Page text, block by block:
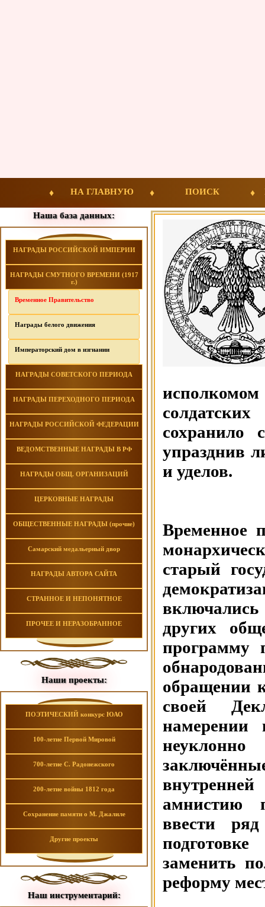
НА ГЛАВНУЮ ПОИСК
Наша база данных:
НАГРАДЫ РОССИЙСКОЙ ИМПЕРИИ
НАГРАДЫ СМУТНОГО ВРЕМЕНИ (1917
г.)
Временное Правительство
Награды белого движения
Императорский дом в изгнании
НАГРАДЫ СОВЕТСКОГО ПЕРИОДА
НАГРАДЫ ПЕРЕХОДНОГО ПЕРИОДА
НАГРАДЫ РОССИЙСКОЙ ФЕДЕРАЦИИ
ВЕДОМСТВЕННЫЕ НАГРАДЫ В РФ
НАГРАДЫ ОБЩ. ОРГАНИЗАЦИЙ
ЦЕРКОВНЫЕ НАГРАДЫ
ОБЩЕСТВЕННЫЕ НАГРАДЫ (прочие)
Самарский медальерный двор
НАГРАДЫ АВТОРА САЙТА
СТРАННОЕ И НЕПОНЯТНОЕ
ПРОЧЕЕ И НЕРАЗОБРАННОЕ
Наши проекты:
ПОЭТИЧЕСКИЙ конкурс ЮАО
100-летие Первой Мировой
700-летие С. Радонежского
200-летие войны 1812 года
Сохранение памяти о М. Джалиле
Другие проекты
Наш инструментарий:
сохранило
упразднив
и уделов.
Временное
старый
других
программу
обращении
своей
намерении
амнистию
ввести
заменить
реформу